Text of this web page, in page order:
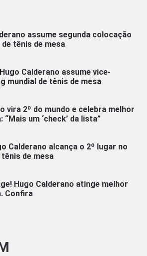
assume segunda colocação
tênis de mesa
Calderano assume vice-
mundial de tênis de mesa
vira 2º do mundo e celebra melhor
um ‘check’ da lista”
Calderano alcança o 2º lugar no
de mesa
Hugo Calderano atinge melhor
Confira